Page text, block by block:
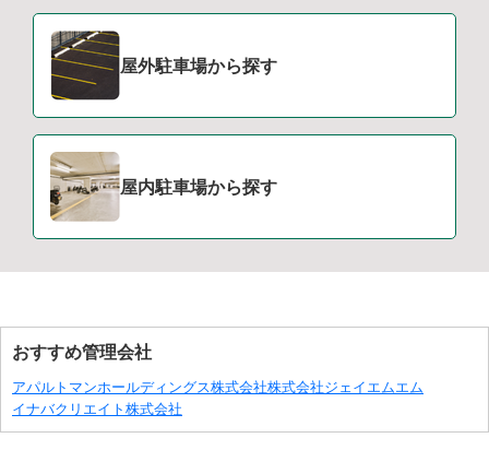
屋外駐車場から探す
屋内駐車場から探す
おすすめ管理会社
アパルトマンホールディングス株式会社株式会社ジェイエムエム
イナバクリエイト株式会社